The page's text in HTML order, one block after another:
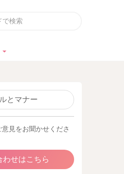
とマナー
見をお聞かせくださ
わせはこちら